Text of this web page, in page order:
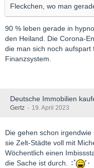
Fleckchen, wo man
90 % leben gerade in
den Heiland. Die Corona-
die man sich noch
Finanzsystem.
Deutsche Immobilien
Gertz 19. April 2023
Die gehen schon
sie Zelt-Städte voll mit
Wöchentlich einen
die Sache ist durch.